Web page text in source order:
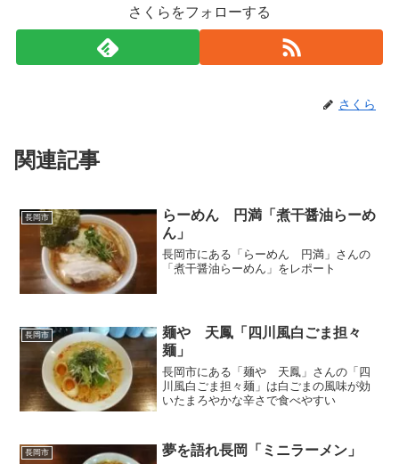
さくらをフォローする
さくら
関連記事
長岡市
らーめん 円満「煮干醤油らーめ
ん」
長岡市にある「らーめん 円満」さんの
「煮干醤油らーめん」をレポート
長岡市
麺や 天鳳「四川風白ごま担々
麺」
長岡市にある「麺や 天鳳」さんの「四
川風白ごま担々麺」は白ごまの風味が効
いたまろやかな辛さで食べやすい
長岡市 夢を語れ長岡「ミニラーメン」